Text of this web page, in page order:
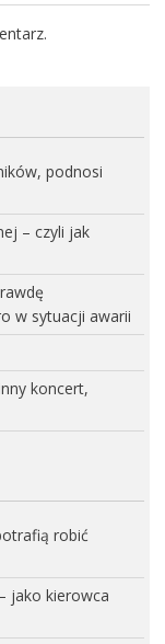
podnosi
– czyli jak
w sytuacji awarii
koncert,
robić
jako kierowca